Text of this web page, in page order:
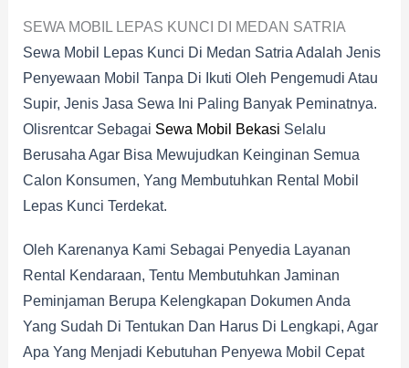
SEWA MOBIL LEPAS KUNCI DI MEDAN SATRIA
Sewa Mobil Lepas Kunci Di Medan Satria Adalah Jenis
Penyewaan Mobil Tanpa Di Ikuti Oleh Pengemudi Atau
Supir, Jenis Jasa Sewa Ini Paling Banyak Peminatnya.
Olisrentcar Sebagai Sewa Mobil Bekasi Selalu
Berusaha Agar Bisa Mewujudkan Keinginan Semua
Calon Konsumen, Yang Membutuhkan Rental Mobil
Lepas Kunci Terdekat.
Oleh Karenanya Kami Sebagai Penyedia Layanan
Rental Kendaraan, Tentu Membutuhkan Jaminan
Peminjaman Berupa Kelengkapan Dokumen Anda
Yang Sudah Di Tentukan Dan Harus Di Lengkapi, Agar
Apa Yang Menjadi Kebutuhan Penyewa Mobil Cepat